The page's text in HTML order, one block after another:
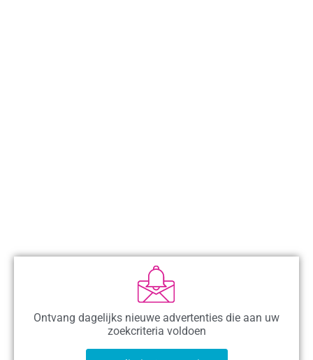
Ontvang dagelijks nieuwe advertenties die aan uw
zoekcriteria voldoen